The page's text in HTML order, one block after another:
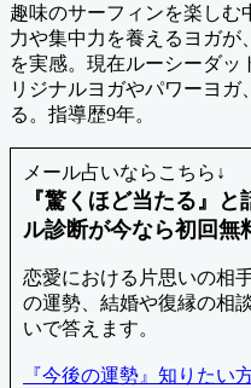
趣味のサーフィンを楽しむ
力や集中力を養えるヨガが
を実感。現在ルーシーダッ
リジナルヨガやパワーヨ
る。指導歴9年。
メール占いならこちら↓
『驚くほど当たる』
ル診断が今なら初回無
恋愛における片思いの相
の運勢、結婚や復縁の相
いで答えます。
『今後の運勢』知りた